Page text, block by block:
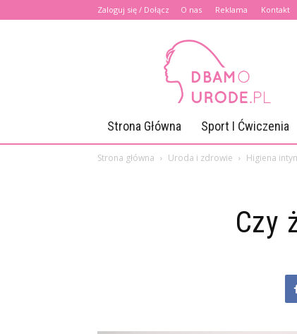
Zaloguj się / Dołącz O nas Reklama Kontakt
Dbamourode.pl
Strona Główna Sport I Ćwiczenia
Strona główna Uroda i zdrowie Higiena
Czy